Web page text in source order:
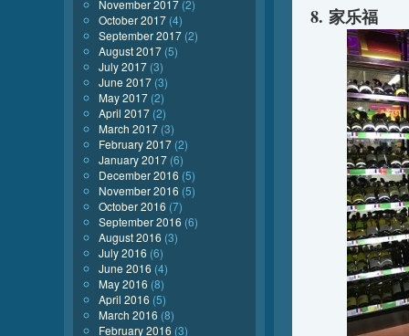
8. 家乐福
November 2017 (2)
October 2017 (4)
September 2017 (2)
August 2017 (5)
July 2017 (3)
June 2017 (3)
May 2017 (2)
April 2017 (2)
March 2017 (3)
February 2017 (2)
January 2017 (6)
December 2016 (5)
November 2016 (5)
October 2016 (7)
September 2016 (6)
August 2016 (3)
July 2016 (6)
June 2016 (4)
May 2016 (8)
April 2016 (5)
March 2016 (8)
February 2016 (3)